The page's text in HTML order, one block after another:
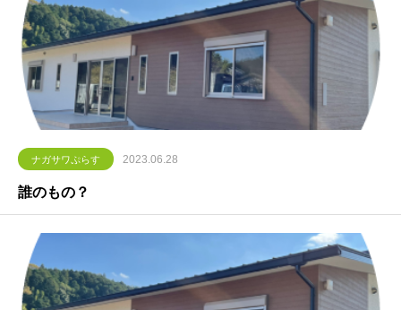
ナガサワぷらす 2023.06.28
誰のもの？